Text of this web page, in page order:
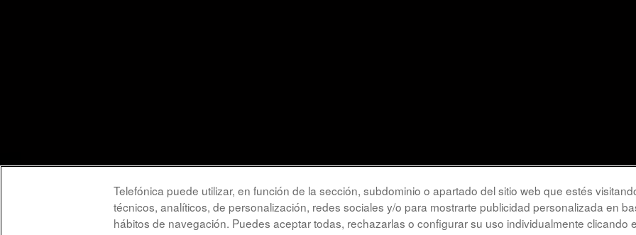
Telefónica puede utilizar, en función de la sección, subdominio o apartado del sitio web que estés
técnicos, analíticos, de personalización, redes sociales y/o para mostrarte publicidad personalizada en
hábitos de navegación. Puedes aceptar todas, rechazarlas o configurar su uso individualmente clicando